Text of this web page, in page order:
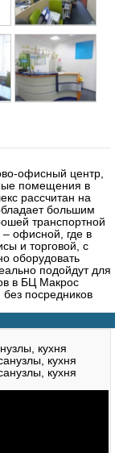
офисный центр,
помещения в
рассчитан на
большим
транспортной
– офисной, где в
и торговой, с
оборудовать
подойдут для
в БЦ Макрос
посредников
кухня
кухня
кухня